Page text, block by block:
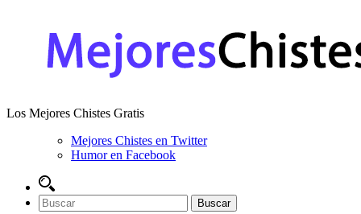
Los Mejores Chistes Gratis
Mejores Chistes en Twitter
Humor en Facebook